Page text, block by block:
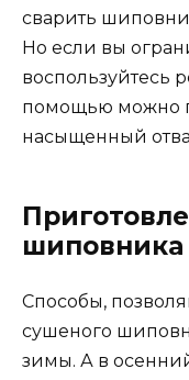
сварить
Но если вы
воспользуйтесь
помощью можно
насыщенный
шиповника
Способы,
сушеного
зимы. А в